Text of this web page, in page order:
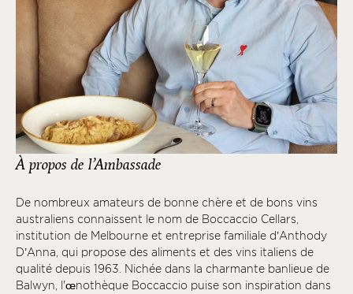
À propos de l’Ambassade
De nombreux amateurs de bonne chère et de bons vins
australiens connaissent le nom de Boccaccio Cellars,
institution de Melbourne et entreprise familiale d’Anthody
D’Anna, qui propose des aliments et des vins italiens de
qualité depuis 1963. Nichée dans la charmante banlieue de
Balwyn, l'œnothèque Boccaccio puise son inspiration dans